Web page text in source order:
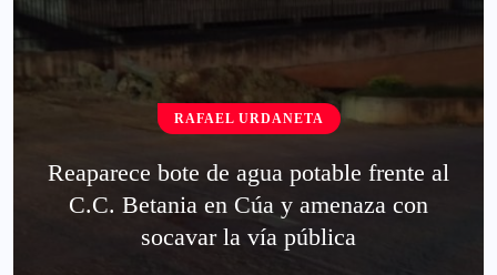
RAFAEL URDANETA
Reaparece bote de agua potable frente al
C.C. Betania en Cúa y amenaza con
socavar la vía pública